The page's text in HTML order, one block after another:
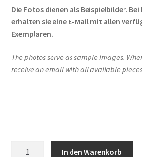
Die Fotos dienen als Beispielbilder.
erhalten sie eine E-Mail mit allen
Exemplaren.
The photos serve as sample images.
receive an email with all available
In den Warenkorb